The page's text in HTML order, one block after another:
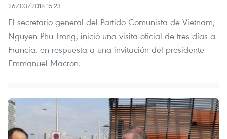
26/03/2018 15:23
El secretario general del Partido Comunista de Vietnam,
Nguyen Phu Trong, inició una visita oficial de tres días a
Francia, en respuesta a una invitación del presidente
Emmanuel Macron.